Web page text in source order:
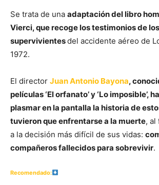
Se trata de una adaptación del libro
Vierci, que recoge los testimonios de
supervivientesdel accidente aéreo de
1972.
El director Juan Antonio Bayona,
películas ‘El orfanato’ y ‘Lo imposible’,
plasmar en la pantalla la historia de
tuvieron que enfrentarse a la muerte, al
a la decisión más difícil de sus vidas:
compañeros fallecidos para sobrevivir.
Recomendado: